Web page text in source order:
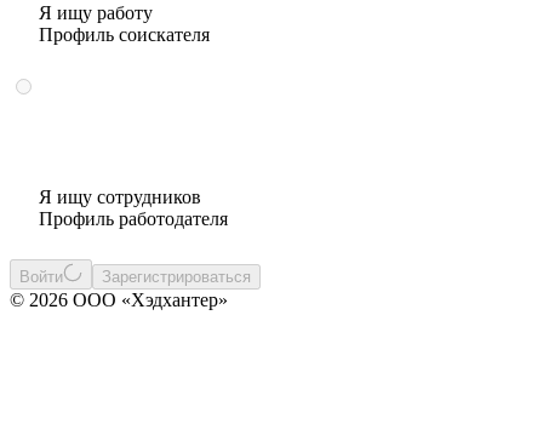
Я ищу работу
Профиль соискателя
Я ищу сотрудников
Профиль работодателя
Войти Зарегистрироваться
© 2026 ООО «Хэдхантер»